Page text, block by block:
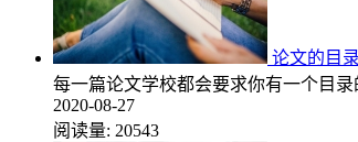
论文的目
每一篇论文学校都会要求你有一个目
2020-08-27
阅读量: 20543